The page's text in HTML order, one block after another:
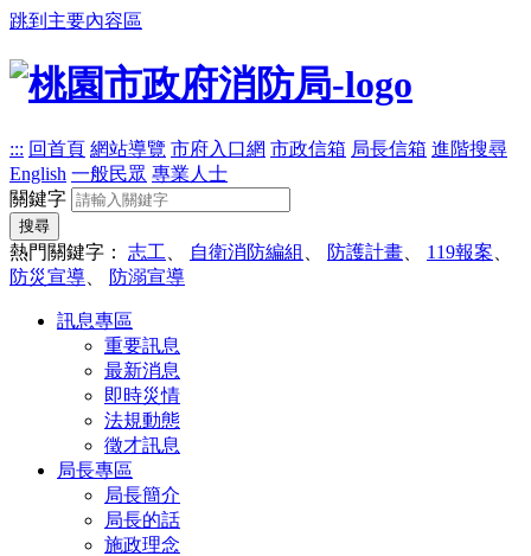
跳到主要內容區
::: 回首頁 網站導覽 市府入口網 市政信箱 局長信箱 進階搜尋
English 一般民眾 專業人士
關鍵字
搜尋
熱門關鍵字： 志工 自衛消防編組 防護計畫 119報案
防災宣導
防溺宣導
訊息專區
重要訊息
最新消息
即時災情
法規動態
徵才訊息
局長專區
局長簡介
局長的話
施政理念